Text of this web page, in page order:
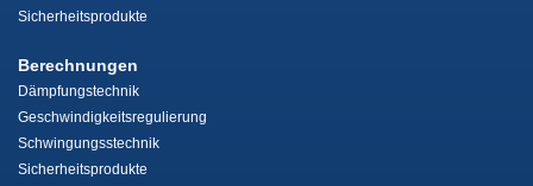
Sicherheitsprodukte
Berechnungen
Dämpfungstechnik
Geschwindigkeitsregulierung
Schwingungsstechnik
Sicherheitsprodukte